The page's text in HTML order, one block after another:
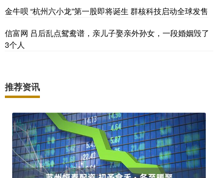
金牛呗 “杭州六小龙”第一股即将诞生 群核科技启动全球发售
信富网 吕后乱点鸳鸯谱，亲儿子娶亲外孙女，一段婚姻毁了
3个人
推荐资讯